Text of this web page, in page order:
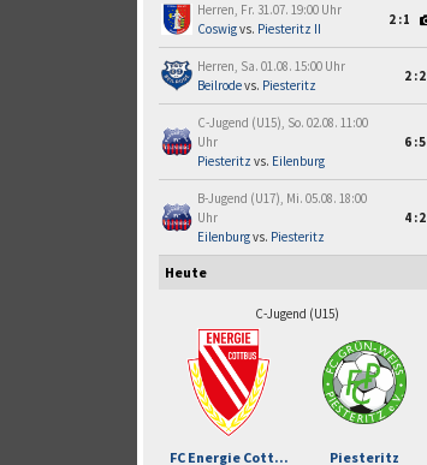
Herren, Fr. 31.07. 19:00 Uhr
Coswigvs. Piesteritz II
2:1
Herren, Sa. 01.08. 15:00 Uhr
Beilrodevs. Piesteritz
2:2
C-Jugend (U15), So. 02.08. 11:00
Uhr
Piesteritz vs. Eilenburg
6:5
B-Jugend (U17), Mi. 05.08. 18:00
Uhr
Eilenburgvs. Piesteritz
4:2
Heute
C-Jugend (U15)
FC Energie Cott... Piesteritz